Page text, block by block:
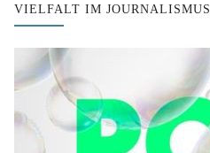
VIELFALT IM JOURNALISMUS